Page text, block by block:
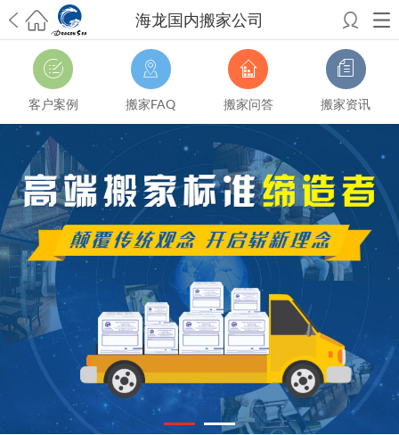
海龙国内搬家公司
希望邮寄国际包裹顺利，从广州市国际快递邮寄到新西兰哪个公司好？
澳洲海运搬家回广州报关清关要怎么做？注意事项有哪些？
青岛市国际
搬家服务到美国，搬家公司有哪些搬家方案？大连市国际搬家服务到中
国台湾是一种怎样的体验？有人分享搬家经历吗？
从长沙市国际快递邮
寄到韩国有哪些国际快递方式？用哪种好？
法国家具国际海运回国的方
法有哪些？具体怎么操作？
国际搬家：家具海运到奥克兰怎么样能省
钱？跨国搬家服务：扬州跨国搬家到加拿大怎么更有保障？新冠疫情会
影响国际搬家吗？上海搬家到新西兰旺格雷有点不一样
北京私人物品运
输到澳大利亚，移民如何跨国搬家？上海移民搬家到塞浦路斯，国际搬
家怎么搬省钱？ 昆明搬家到美国，如何打包才能对国际长途运输放心？
从秦皇岛市托运到美国
从重庆市托运到美国 从上海市托运到澳大利亚
张家界市托运到美国
从厦门市托运到美国从张家界市托运到美国
市搬家到英国
从南京市搬家到加拿大从大连市搬家到英国
到美国从北京市搬家到西班牙从广州市搬家到比利时
客户案例 搬家FAQ 搬家问答 搬家资讯